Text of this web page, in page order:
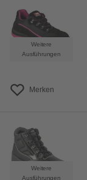
Weitere
Ausführungen
Merken
Weitere
Ausführungen